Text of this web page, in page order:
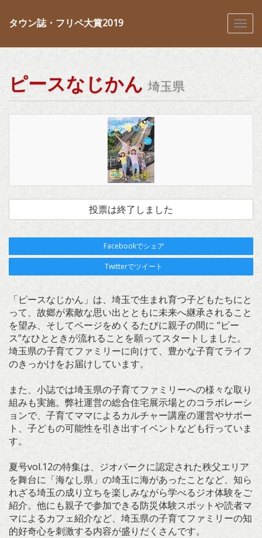
タウン誌・フリペ大賞2019
ピースなじかん 埼玉県
投票は終了しました
Facebookでシェア
Twitterでツイート
「ピースなじかん」は、埼玉で生まれ育つ子どもたちにと
って、故郷が素敵な思い出とともに未来へ継承されること
を望み、そしてページをめくるたびに親子の間に “ピー
ス”なひとときが流れることを願ってスタートしました。
埼玉県の子育てファミリーに向けて、豊かな子育てライフ
のきっかけをお届けしています。
また、小誌では埼玉県の子育てファミリーへの様々な取り
組みも実施。弊社運営の総合住宅展示場とのコラボレーシ
ョンで、子育てママによるカルチャー講座の運営やサポー
ト、子どもの可能性を引き出すイベントなども行っていま
す。
夏号vol.12の特集は、ジオパークに認定された秩父エリア
を舞台に「海なし県」の埼玉に海があったことなど、知ら
れざる埼玉の成り立ちを楽しみながら学べるジオ体験をご
紹介。他にも親子で参加できる防災体験スポットや読者マ
マによるカフェ紹介など、埼玉県の子育てファミリーの知
的好奇心を刺激する内容が盛りだくさんです。